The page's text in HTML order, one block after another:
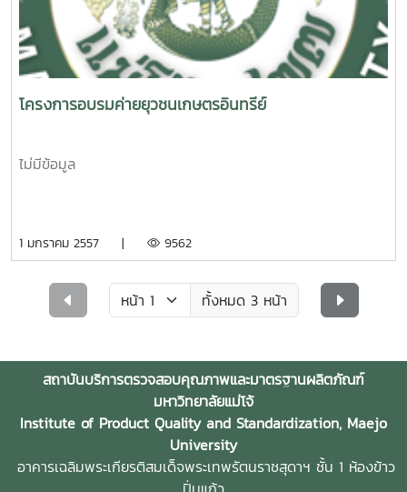
โครงการอบรมค่ายยุวชนเกษตรอินทรีย์
ไม่มีข้อมูล
1 มกราคม 2557 | 9562
ทั้งหมด 3 หน้า
สถาบันบริการตรวจสอบคุณภาพและมาตรฐานผลิตภัณฑ์
มหาวิทยาลัยแม่โจ้
Institute of Product Quality and Standardization, Maejo
University
อาคารเฉลิมพระเกียรติสมเด็จพระเทพรัตนราชสุดาฯ ชั้น 1 ห้องข้าว